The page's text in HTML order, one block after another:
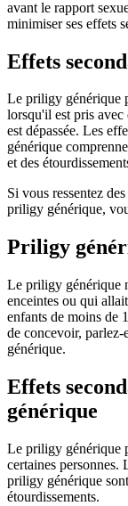
avant le rapport
minimiser ses effets
Effets
Le priligy générique
lorsqu'il est pris avec
est dépassée. Les
générique
et des
Si vous ressentez
priligy générique,
Priligy
Le priligy générique
enceintes ou qui
enfants de moins de
de concevoir,
générique.
Effets
générique
Le priligy générique
certaines personnes.
priligy générique
étourdissements.